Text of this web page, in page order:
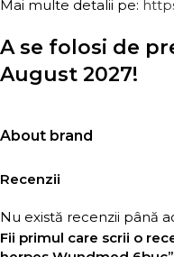
Mai multe detalii pe:
A se folosi de
August 2027!
About brand
Recenzii
Nu există recenzii până
Fii primul care scrii o